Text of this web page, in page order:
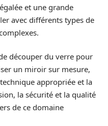
et une grande
avec différents types de
découper du verre pour
un miroir sur mesure,
appropriée et la
la sécurité et la qualité
de ce domaine